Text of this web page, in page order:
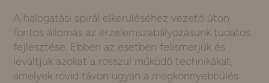
A halogatási spirál elkerüléséhez vezető úton
fontos állomás az érzelemszabályozásunk tudatos
fejlesztése. Ebben az esetben felismerjük és
leváltjuk azokat a rosszul működő technikákat,
amelyek rövid távon ugyan a megkönnyebbülés